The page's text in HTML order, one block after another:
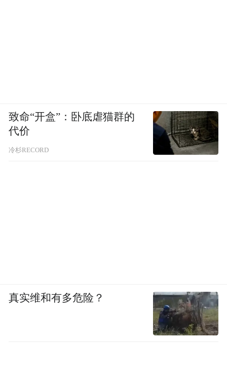
致命“开盒”：卧底虐猫群的
代价
冷杉RECORD
真实维和有多危险？